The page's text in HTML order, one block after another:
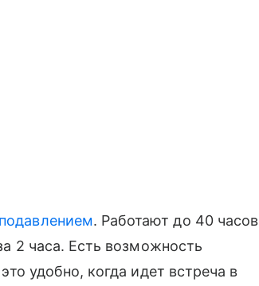
. Работают до 40 часов
2 часа. Есть возможность
удобно, когда идет встреча в